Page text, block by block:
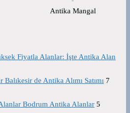
Antika Mangal
Fiyatla Alanlar: İşte Antika Alan
de Antika Alımı Satımı 7
Bodrum Antika Alanlar 5